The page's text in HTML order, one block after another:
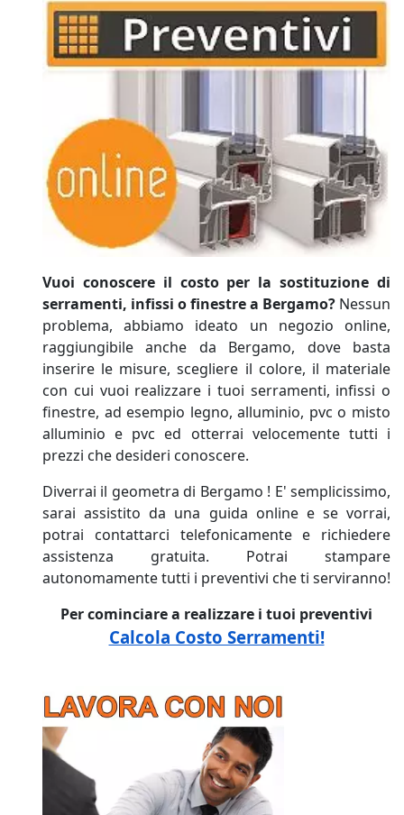
Vuoi conoscere il costo per la sostituzione di
serramenti, infissi o finestre a Bergamo? Nessun
problema, abbiamo ideato un negozio online,
raggiungibile anche da Bergamo, dove basta
inserire le misure, scegliere il colore, il materiale
con cui vuoi realizzare i tuoi serramenti, infissi o
finestre, ad esempio legno, alluminio, pvc o misto
alluminio e pvc ed otterrai velocemente tutti i
prezzi che desideri conoscere.
Diverrai il geometra di Bergamo ! E' semplicissimo,
sarai assistito da una guida online e se vorrai,
potrai contattarci telefonicamente e richiedere
assistenza gratuita. Potrai stampare
autonomamente tutti i preventivi che ti serviranno!
Per cominciare a realizzare i tuoi preventivi
Calcola Costo Serramenti!